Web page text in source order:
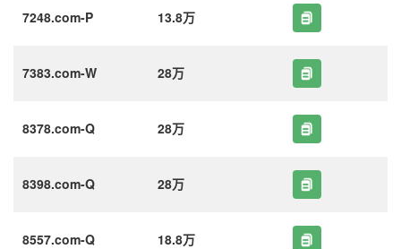
7248.com-P 13.8万
7383.com-W 28万
8378.com-Q 28万
8398.com-Q 28万
8557.com-Q 18.8万